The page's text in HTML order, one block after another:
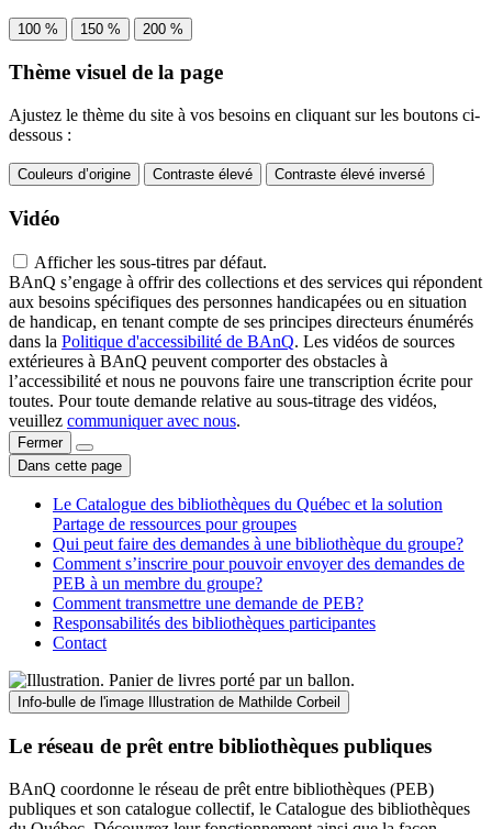
100 % 150 % 200 %
Thème visuel de la page
Ajustez le thème du site à vos besoins en cliquant sur les boutons ci-
dessous :
Couleurs d’origine Contraste élevé Contraste élevé inversé
Vidéo
Afficher les sous-titres par défaut.
BAnQ s’engage à offrir des collections et des services qui répondent
aux besoins spécifiques des personnes handicapées ou en situation
de handicap, en tenant compte de ses principes directeurs énumérés
dans la Politique d'accessibilité de BAnQ. Les vidéos de sources
extérieures à BAnQ peuvent comporter des obstacles à
l’accessibilité et nous ne pouvons faire une transcription écrite pour
toutes. Pour toute demande relative au sous-titrage des vidéos,
veuillez communiquer avec nous.
Fermer
Dans cette page
Le Catalogue des bibliothèques du Québec et la solution
Partage de ressources pour groupes
Qui peut faire des demandes à une bibliothèque du groupe?
Comment s’inscrire pour pouvoir envoyer des demandes de
PEB à un membre du groupe?
Comment transmettre une demande de PEB?
Responsabilités des bibliothèques participantes
Contact
Info-bulle de l'image Illustration de Mathilde Corbeil
Le réseau de prêt entre bibliothèques publiques
BAnQ coordonne le réseau de prêt entre bibliothèques (PEB)
publiques et son catalogue collectif, le Catalogue des bibliothèques